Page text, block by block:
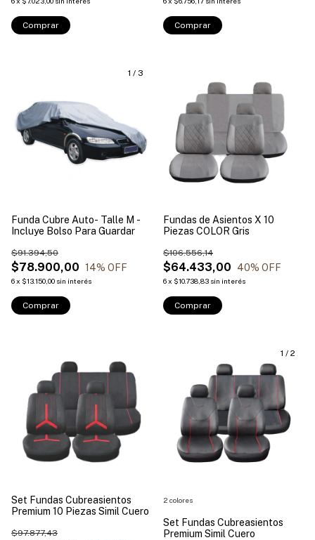
Comprar Comprar
1 / 3
Funda Cubre Auto- Talle M -
Incluye Bolso Para Guardar
$78.900,00
$91.394,50
14% OFF
6x $13.150,00 sin interés
Fundas de Asientos X 10
Piezas COLOR Gris
$64.433,00
$106.556,14
40% OFF
6x $10.738,83 sin interés
Comprar
Set Fundas Cubreasientos
Premium 10 Piezas Simil Cuero
$97.877,43
1 / 2
Set Fundas Cubreasientos
Premium Simil Cuero
2 colores